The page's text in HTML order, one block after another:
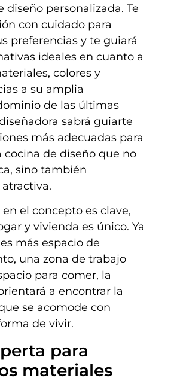
diseño personalizada. Te
con cuidado para
preferencias y te guiará
ideales en cuanto a
colores y
a su amplia
de las últimas
sabrá guiarte
más adecuadas para
cocina de diseño que no
sino también
el concepto es clave,
y vivienda es único. Ya
más espacio de
una zona de trabajo
para comer, la
a encontrar la
se acomode con
de vivir.
para
materiales